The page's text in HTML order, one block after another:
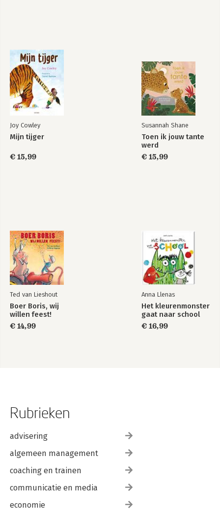
Joy Cowley
Mijn tijger
€ 15,99
Susannah Shane
Toen ik jouw tante
werd
€ 15,99
Ted van Lieshout
Boer Boris, wij
willen feest!
€ 14,99
Anna Llenas
Het kleurenmonster
gaat naar school
€ 16,99
Rubrieken
advisering
algemeen management
coaching en trainen
communicatie en media
economie